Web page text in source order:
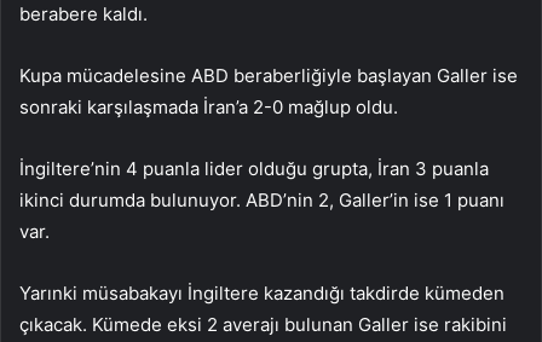
berabere kaldı.
Kupa mücadelesine ABD beraberliğiyle başlayan Galler ise
sonraki karşılaşmada İran’a 2-0 mağlup oldu.
İngiltere’nin 4 puanla lider olduğu grupta, İran 3 puanla
ikinci durumda bulunuyor. ABD’nin 2, Galler’in ise 1 puanı
var.
Yarınki müsabakayı İngiltere kazandığı takdirde kümeden
çıkacak. Kümede eksi 2 averajı bulunan Galler ise rakibini